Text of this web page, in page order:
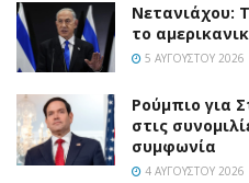
Νετανιάχου:
το
5 ΑΥΓΟΎΣΤΟΥ 2026
Ρούμπιο για
στις
συμφωνία
4 ΑΥΓΟΎΣΤΟΥ 2026